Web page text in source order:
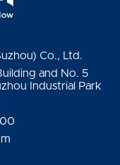
Co., Ltd.
and No. 5
Industrial Park